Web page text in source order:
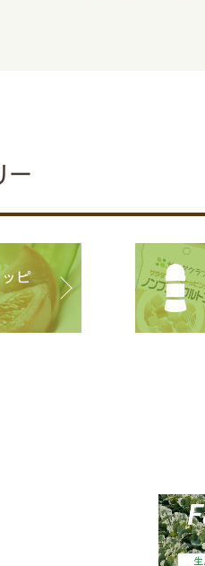
ー
ピ